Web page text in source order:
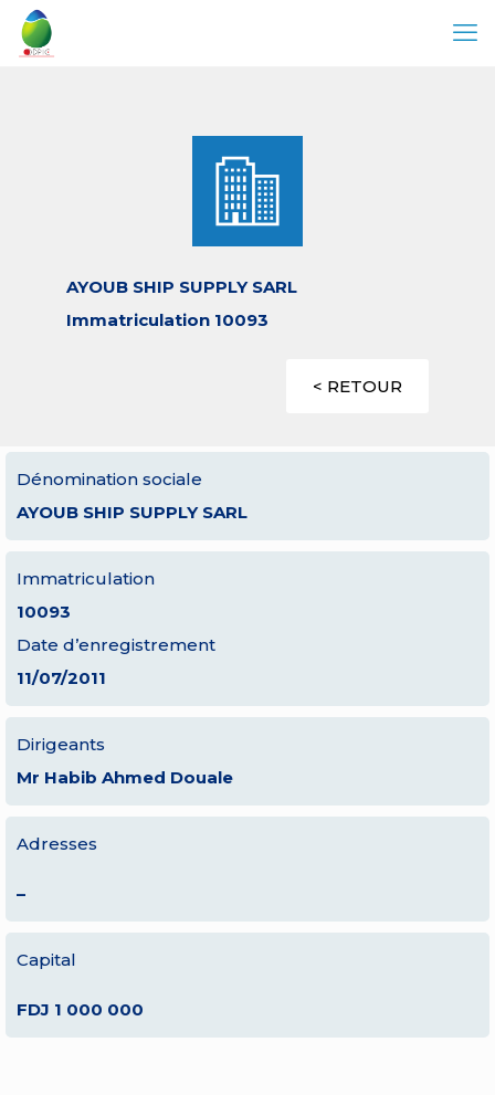
AYOUB SHIP SUPPLY SARL
Immatriculation 10093
< RETOUR
Dénomination sociale
AYOUB SHIP SUPPLY SARL
Immatriculation
10093
Date d’enregistrement
11/07/2011
Dirigeants
Mr Habib Ahmed Douale
Adresses
–
Capital
FDJ 1 000 000